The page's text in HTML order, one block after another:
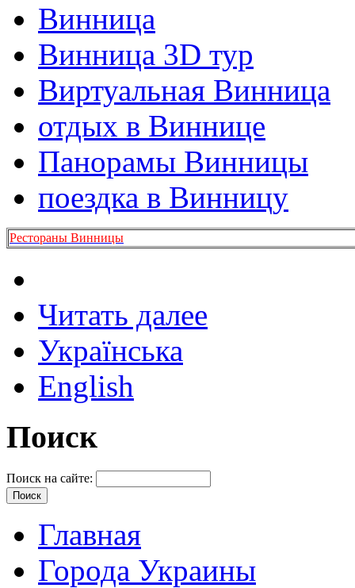
Винница
Винница 3D тур
Виртуальная Винница
отдых в Виннице
Панорамы Винницы
поездка в Винницу
Рестораны Винницы
Читать далее
Українська
English
Поиск
Поиск на сайте:
Главная
Города Украины